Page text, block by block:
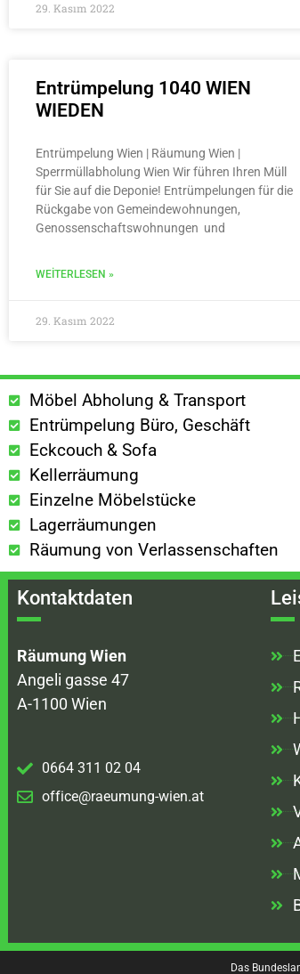
29. Kasım 2022
Entrümpelung 1040 WIEN
WIEDEN
Entrümpelung Wien | Räumung Wien |
Sperrmüllabholung Wien Wir führen Ihren Müll
für Sie auf die Deponie! Entrümpelungen für die
Rückgabe von Gemeindewohnungen,
Genossenschaftswohnungen und
WEITERLESEN »
29. Kasım 2022
Möbel Abholung & Transport
Entrümpelung Büro, Geschäft
Eckcouch & Sofa
Kellerräumung
Einzelne Möbelstücke
Lagerräumungen
Räumung von Verlassenschaften
Kontaktdaten
Räumung Wien
Angeli gasse 47
A-1100 Wien
0664 311 02 04
office@raeumung-wien.at
Das